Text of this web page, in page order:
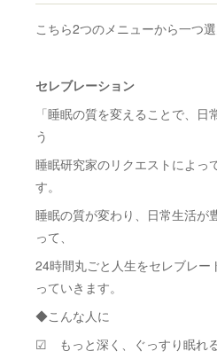
こちら2つのメニューから一つ選
セレブレーション
「睡眠の質を変えることで、
う
睡眠研究家のリクエストによっ
す。
睡眠の質が変わり、日常生活が
って、
24時間丸ごと人生をセレブレー
っていきます。
◆こんな人に
☑ もっと深く、ぐっすり眠れ